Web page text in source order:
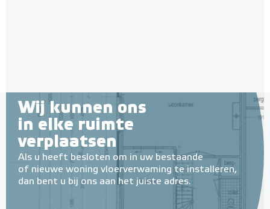
Wij kunnen ons
in elke ruimte
verplaatsen
Als u heeft besloten om in uw bestaande
of nieuwe woning vloerverwaming te installeren,
dan bent u bij ons aan het juiste adres.